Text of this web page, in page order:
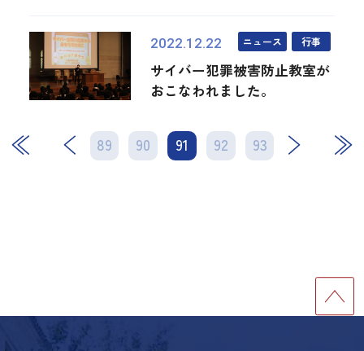
2022.12.22 ニュース 行事
サイバー犯罪被害防止教室が
おこなわれました。
89 90 91 92 93
次 最後